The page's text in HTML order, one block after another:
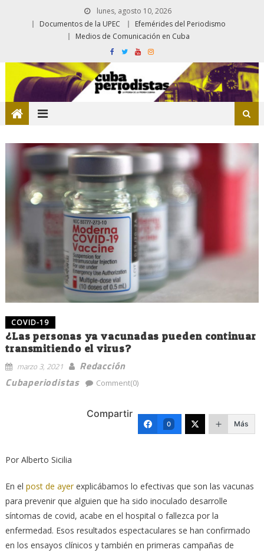
lunes, agosto 10, 2026
Documentos de la UPEC
Efemérides del Periodismo
Medios de Comunicación en Cuba
COVID-19
¿Las personas ya vacunadas pueden continuar
transmitiendo el virus?
marzo 3, 2021
Redacción
Cubaperiodistas
Comment(0)
Compartir
0 Más
Por Alberto Sicilia
En el post de ayerexplicábamos lo efectivas que son las vacunas
para prevenir que alguien que ha sido inoculado desarrolle
síntomas de covid, acabe en el hospital o fallezca por la
enfermedad. Esos resultados espectaculares se han confirmado
en los ensayos clínicos y también en primeras campañas de